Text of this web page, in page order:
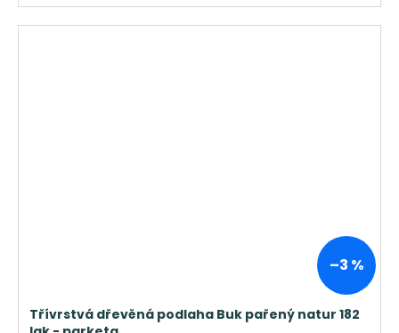
–3 %
Třívrstvá dřevěná podlaha Buk pařený natur 182